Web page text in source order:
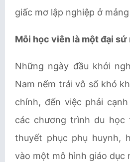
giấc mơ lập nghiệp ở
Mỗi học viên là một đại
Những ngày đầu khởi
Nam nếm trải vô số khó
chính, đến việc phải
các chương trình du
thuyết phục phụ huynh,
vào một mô hình giáo dục